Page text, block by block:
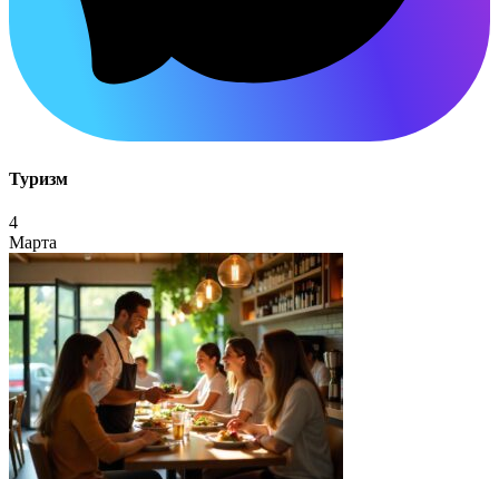
Туризм
4
Марта